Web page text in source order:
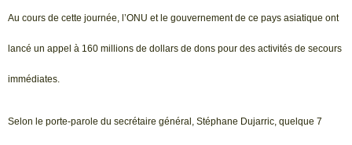
Au cours de cette journée, l’ONU et le gouvernement de ce pays asiatique ont
lancé un appel à 160 millions de dollars de dons pour des activités de secours
immédiates.
Selon le porte-parole du secrétaire général, Stéphane Dujarric, quelque 7